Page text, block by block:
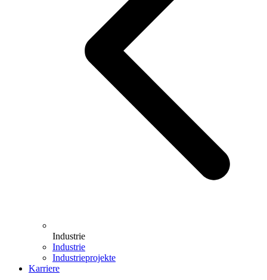
Industrie
Industrie
Industrieprojekte
Karriere